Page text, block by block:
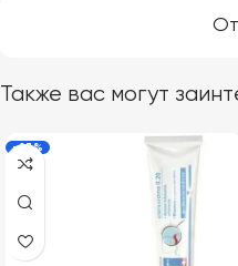
Также вас могут
-23%